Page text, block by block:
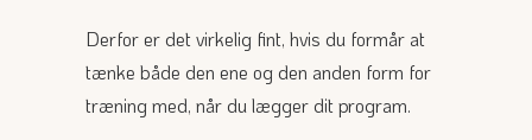
Derfor er det virkelig fint, hvis du formår at
tænke både den ene og den anden form for
træning med, når du lægger dit program.